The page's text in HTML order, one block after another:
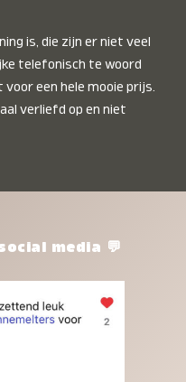
is, die zijn er niet veel
telefonisch te woord
een hele mooie prijs.
verliefd op en niet
media 💬